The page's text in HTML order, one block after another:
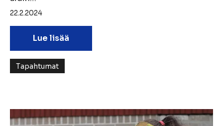
22.2.2024
Lue lisää
Tapahtumat